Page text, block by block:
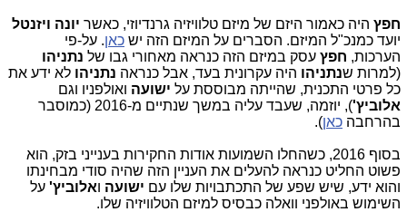
חפץ היה כאמור היזם של מיזם טלוויזיה גרנדיוזי, כאשר יונה ויזנטל
יועד כמנכ"ל המיזם. הסברים על המיזם הזה יש כאן. על-פי
הערכות, חפץ עסק במיזם הזה כנראה מאחורי גבו של נתניהו
(למרות שנתניהו היה עקרונית בעד, אבל כנראה נתניהו לא ידע את
כל פרטי התכנית, שהייתה מבוססת על ישועה ואולפניו וגם
אלוביץ'
), יוזמה, שעבד עליה במשך שנתיים מ-2016 (כמוסבר
בהרחבה כאן).
בסוף 2016, כשהחלו השמועות אודות החקירות בענייני בזק, הוא
פשוט החליט כנראה להעלים את העניין הזה שהיה סודי מבחינתו
והוא ידע, שיש שפע של התכתבויות שלו עם ישועה ואלוביץ' על
השימוש באולפני וואלה כבסיס למיזם הטלוויזיה שלו.